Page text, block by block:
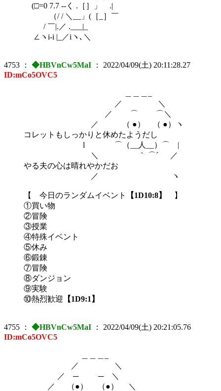
(□=0 7.7 --く .［］」 .|
（/ / ＼__」(［_］￣
/ ￣|.／ .___|_
∠ヽi-i |_／iヽ､＼
4753 ： ◆HBVnCw5MaI ： 2022/04/09(土) 20:11:28.27
ID:mCo5OVC5
／ ＼
／ ⌒ ⌒＼
／ （ ●） （ ●）ヽ
コレットもしっかりと休めたようだし
l ⌒（__人__）⌒ |
＼ ｀ ⌒´ ／
やる夫の心は晴れやかだお
／ ヽ
【 今日のランダムイベント 【1D10:8】
】
①買い物
②冒険
③授業
④特殊イベント
⑤休み
⑥鍛錬
⑦冒険
⑧ダンジョン
⑨実験
⑩熱烈歓迎
【1D9:1】
4755 ： ◆HBVnCw5MaI ： 2022/04/09(土) 20:21:05.76
ID:mCo5OVC5
／ ＼
／ ─ ─ ＼
／ （●） （●） ＼